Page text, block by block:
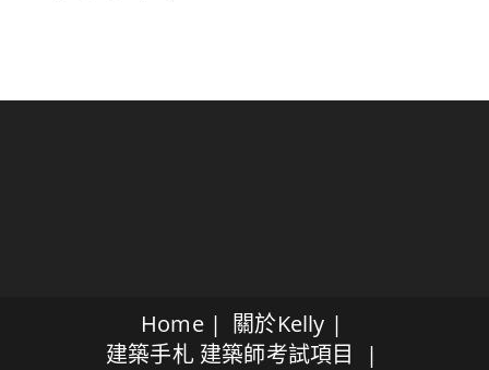
Home
關於Kelly
建築手札 建築師考試項目